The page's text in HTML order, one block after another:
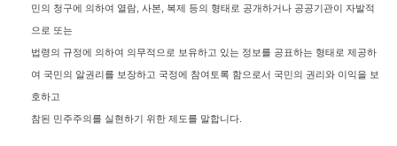
민의 청구에 의하여 열람, 사본, 복제 등의 형태로 공개하거나 공공기관이 자발적
으로 또는
법령의 규정에 의하여 의무적으로 보유하고 있는 정보를 공표하는 형태로 제공하
여 국민의 알권리를 보장하고 국정에 참여토록 함으로서 국민의 권리와 이익을 보
호하고
참된 민주주의를 실현하기 위한 제도를 말합니다.